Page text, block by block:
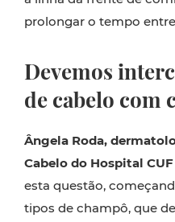
prolongar o tempo
Devemos
de cabelo com
Ângela Roda,
Cabelo do Hospital
esta questão,
tipos de champô, que